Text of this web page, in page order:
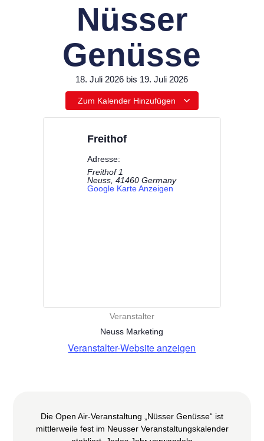
Nüsser
Genüsse
18. Juli 2026 bis 19. Juli 2026
Zum Kalender Hinzufügen
Freithof
Adresse:
Freithof 1
Neuss 41460 Germany
Google Karte Anzeigen
Veranstalter
Neuss Marketing
Veranstalter-Website anzeigen
Die Open Air-Veranstaltung „Nüsser Genüsse“ ist
mittlerweile fest im Neusser Veranstaltungskalender